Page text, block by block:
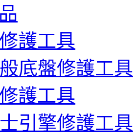
護工具
底盤修護工具
護工具
引擎修護工具